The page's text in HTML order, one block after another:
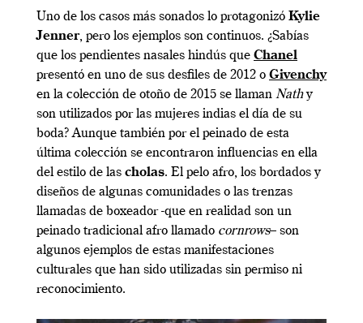
Uno de los casos más sonados lo protagonizó Kylie
Jenner, pero los ejemplos son continuos. ¿Sabías
que los pendientes nasales hindús que Chanel
presentó en uno de sus desfiles de 2012 o Givenchy
en la colección de otoño de 2015 se llaman Nathy
son utilizados por las mujeres indias el día de su
boda? Aunque también por el peinado de esta
última colección se encontraron influencias en ella
del estilo de las cholas. El pelo afro, los bordados y
diseños de algunas comunidades o las trenzas
llamadas de boxeador -que en realidad son un
peinado tradicional afro llamado cornrows– son
algunos ejemplos de estas manifestaciones
culturales que han sido utilizadas sin permiso ni
reconocimiento.